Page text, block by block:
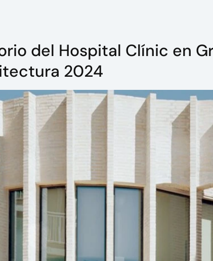
del Hospital Clínic en
2024